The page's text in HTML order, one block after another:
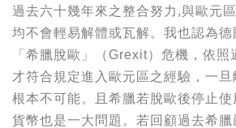
過去六十幾年來之整合努力,與歐元
均不會輕易解體或瓦解。我也認為德
「希臘脫歐」（Grexit）危機，依照
才符合規定進入歐元區之經驗，一旦
根本不可能。且希臘若脫歐後停止
貨幣也是一大問題。若回顧過去希臘